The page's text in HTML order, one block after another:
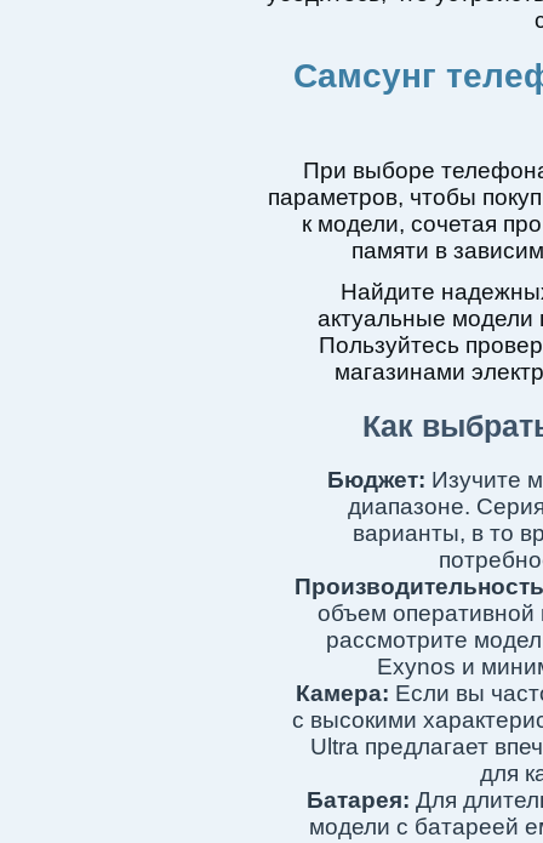
Самсунг
При выборе
параметров, чтобы
к модели, сочетая
памяти в
Найдите
актуальные модели
Пользуйтесь
магазинами
Как
Бюджет: Изучите
диапазоне.
варианты, в то
объем оперативной
рассмотрите
Exynos и
Камера: Если вы
с высокими
Ultra предлагает
для
Батарея: Для
модели с батареей